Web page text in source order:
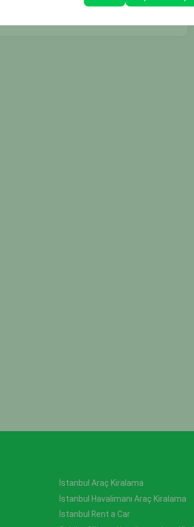
İstanbul Araç Kiralama
İstanbul Havalimanı Araç Kiralama
İstanbul Rent a Car